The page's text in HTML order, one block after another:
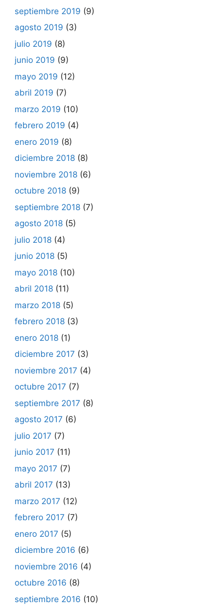
septiembre 2019 (9)
agosto 2019 (3)
julio 2019 (8)
junio 2019 (9)
mayo 2019 (12)
abril 2019 (7)
marzo 2019 (10)
febrero 2019 (4)
enero 2019 (8)
diciembre 2018 (8)
noviembre 2018 (6)
octubre 2018 (9)
septiembre 2018 (7)
agosto 2018 (5)
julio 2018 (4)
junio 2018 (5)
mayo 2018 (10)
abril 2018 (11)
marzo 2018 (5)
febrero 2018 (3)
enero 2018 (1)
diciembre 2017 (3)
noviembre 2017 (4)
octubre 2017 (7)
septiembre 2017 (8)
agosto 2017 (6)
julio 2017 (7)
junio 2017 (11)
mayo 2017 (7)
abril 2017 (13)
marzo 2017 (12)
febrero 2017 (7)
enero 2017 (5)
diciembre 2016 (6)
noviembre 2016 (4)
octubre 2016 (8)
septiembre 2016 (10)